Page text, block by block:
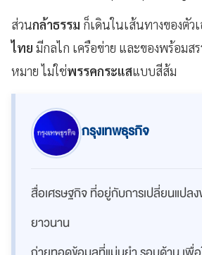
ส่วนกล้าธรรม ก็เดินในเส้นทางของตัวเ
ไทย มีกลไก เครือข่าย และของพร้อมส
หมาย ไม่ใช่พรรคกระแสแบบสีส้ม
กรุงเทพธุรกิจ
สื่อเศรษฐกิจ ที่อยู่กับการเปลี่ยนแปลง
ยาวนาน